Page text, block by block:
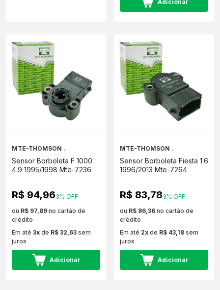
Adicionar
MTE-THOMSON .
Sensor Borboleta F 1000
4.9 1995/1998 Mte-7236
R$ 94,963% OFF
ou R$ 97,89 no cartão de
crédito
Em até 3x de R$ 32,63 sem
juros
Adicionar
MTE-THOMSON .
Sensor Borboleta Fiesta 1.6
1996/2013 Mte-7264
R$ 83,783% OFF
ou R$ 86,36 no cartão de
crédito
Em até 2x de R$ 43,18 sem
juros
Adicionar